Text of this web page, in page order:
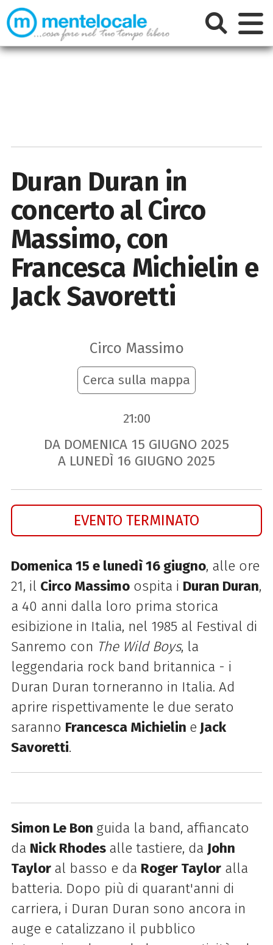
Duran Duran in
concerto al Circo
Massimo, con
Francesca Michielin e
Jack Savoretti
Circo Massimo
Cerca sulla mappa
21:00
DA DOMENICA 15 GIUGNO 2025
A LUNEDÌ 16 GIUGNO 2025
EVENTO TERMINATO
Domenica 15 e lunedì 16 giugno, alle ore
21, il Circo Massimoospita i Duran Duran,
a 40 anni dalla loro prima storica
esibizione in Italia, nel 1985 al Festival di
Sanremo con The Wild Boys, la
leggendaria rock band britannica - i
Duran Duran torneranno in Italia. Ad
aprire rispettivamente le due serato
saranno Francesca Michielin e Jack
Savoretti.
Simon Le Bon guida la band, affiancato
da Nick Rhodes alle tastiere, da John
Taylor al basso e da Roger Tayloralla
batteria. Dopo più di quarant'anni di
carriera, i Duran Duran sono ancora in
auge e catalizzano il pubblico